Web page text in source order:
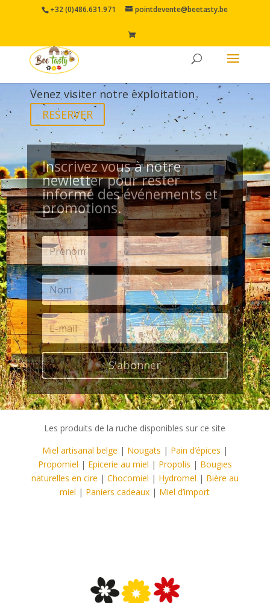
+32 (0)486.631.971 pointdevente@beetasty.be
A LA DECOUVERTE DES ABEILLES
Venez visiter notre exploitation
RESERVER
Inscrivez vous à notre
newletter pour rester
informé des événements et
promotions.
S'abonner
Les produits de la ruche disponibles sur ce site
Miel artisanal belge | Nougats | Pain d’épices |
Propomiel | Epicerie au miel | Propolis | Bougies
naturelles en cire | Chocomiel | Hydromel | Bière au
miel | Paniers cadeaux | Miel d’import